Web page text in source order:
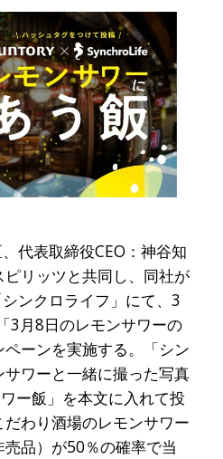
代表取締役CEO：神谷知
リッツと共同し、同社が
ンクロライフ」にて、3
3月8日のレモンサワーの
ーンを実施する。「シン
ワーと一緒に撮った写真
ー飯」を本文に入れて投
わり酒場のレモンサワー
品）が50％の確率で当